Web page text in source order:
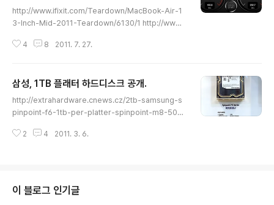
http://www.ifixit.com/Teardown/MacBook-Air-1
3-Inch-Mid-2011-Teardown/6130/1 http://www.
w-mid-2011/ http://www.engadget.com/2011/0
undtech.com/2011/07/25/apple-is-still-using-sl
ower-ssds-on-some-2011-macbook-air-mode
ls/ http://www.youtube.com/watch?v=U_vaZl0H5
4 8 2011. 7. 27.
삼성, 1TB 플래터 하드디스크 공개.
http://extrahardware.cnews.cz/2tb-samsung-s
pinpoint-f6-1tb-per-platter-spinpoint-m8-500
터당 500GB 7200RPM 버퍼 32MB SATA2 - Spinp
MB SATA2 2.5인치 주인공입니다. - Spinpoint F6 Ec
oGreen HN-D201RAE 2TB 플래터당 1TB 5400RP
2 4 2011. 3. 6.
이 블로그 인기글